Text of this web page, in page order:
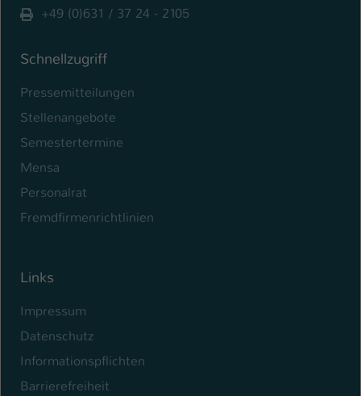
+49 (0)631 / 37 24 - 2105
Schnellzugriff
Pressemitteilungen
Stellenangebote
Semestertermine
Mensa
Personalrat
Fremdfirmenrichtlinien
Links
Impressum
Datenschutz
Informationspflichten
Barrierefreiheit